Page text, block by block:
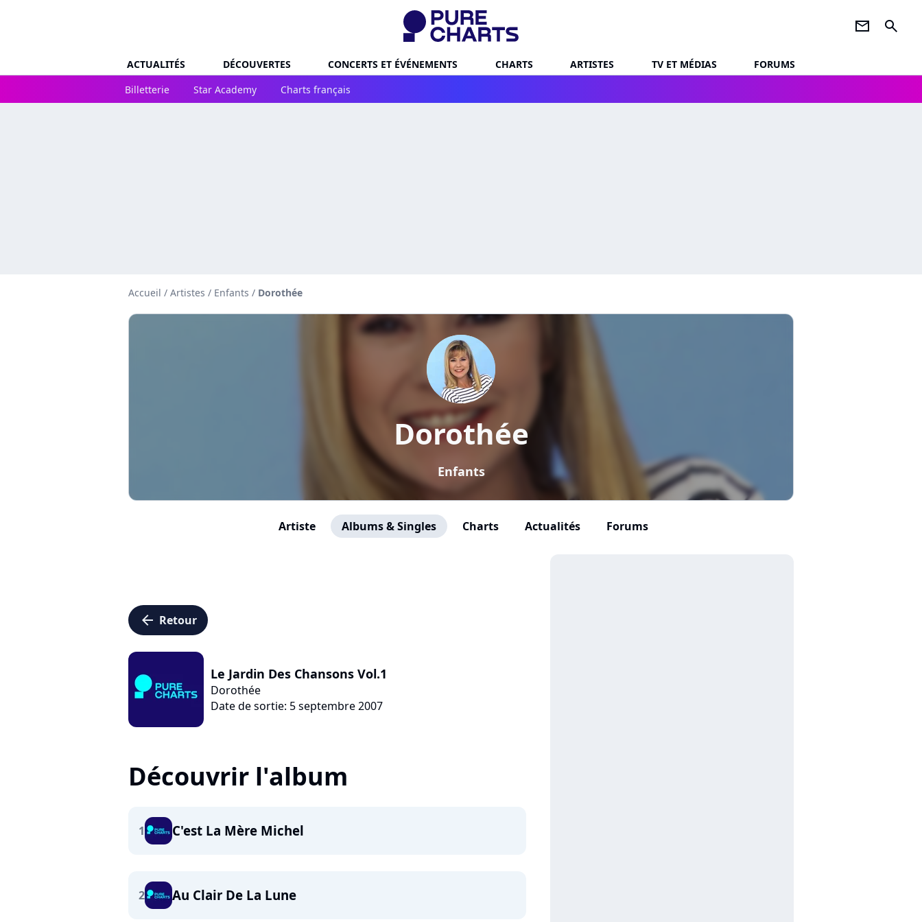
newsletter search
ACTUALITÉS DÉCOUVERTES CONCERTS ET ÉVÉNEMENTS CHARTS ARTISTES TV ET MÉDIAS
FORUMS
Billetterie
Star Academy Charts français
Accueil / Artistes / Enfants / Dorothée
Dorothée
Enfants
Artiste Albums & Singles Charts Actualités Forums
arrow_left Retour
Le Jardin Des Chansons Vol.1
Dorothée
Date de sortie: 5 septembre 2007
Découvrir l'album
1 C'est La Mère Michel
2 Au Clair De La Lune